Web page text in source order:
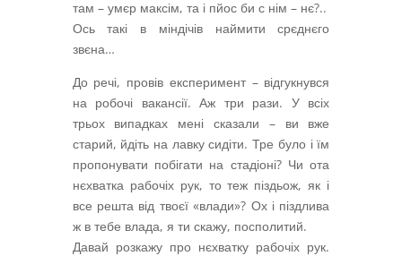
там – умєр максім, та і пйос би с нім – нє?..
Ось такі в міндічів наймити срєднєго
звєна…
До речі, провів експеримент – відгукнувся
на робочі вакансії. Аж три рази. У всіх
трьох випадках мені сказали – ви вже
старий, йдіть на лавку сидіти. Тре було і їм
пропонувати побігати на стадіоні? Чи ота
нєхватка рабочіх рук, то теж піздьож, як і
все решта від твоєї «влади»? Ох і піздлива
ж в тебе влада, я ти скажу, посполитий.
Давай розкажу про нєхватку рабочіх рук.